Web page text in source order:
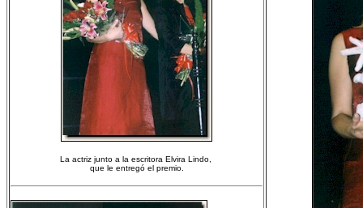
La actriz junto a la escritora Elvira Lindo,
que le entregó el premio.